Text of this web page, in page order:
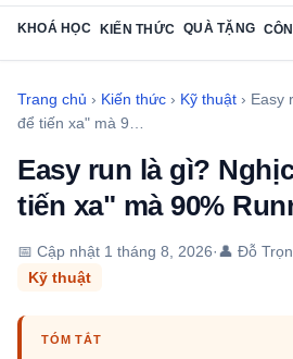
KHOÁ HỌC KIẾN THỨC QUÀ TẶNG
Trang chủ › Kiến thức › Kỹ thuật › Easy
để tiến xa" mà 9…
Easy run là gì?
tiến xa" mà 90%
📅 Cập nhật 1 tháng 8, 2026·👤 Đỗ
Kỹ thuật
TÓM TẮT